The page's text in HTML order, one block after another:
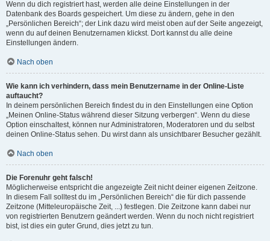
Wenn du dich registriert hast, werden alle deine Einstellungen in der
Datenbank des Boards gespeichert. Um diese zu ändern, gehe in den
„Persönlichen Bereich“; der Link dazu wird meist oben auf der Seite angezeigt,
wenn du auf deinen Benutzernamen klickst. Dort kannst du alle deine
Einstellungen ändern.
Nach oben
Wie kann ich verhindern, dass mein Benutzername in der Online-Liste
auftaucht?
In deinem persönlichen Bereich findest du in den Einstellungen eine Option
„Meinen Online-Status während dieser Sitzung verbergen“. Wenn du diese
Option einschaltest, können nur Administratoren, Moderatoren und du selbst
deinen Online-Status sehen. Du wirst dann als unsichtbarer Besucher gezählt.
Nach oben
Die Forenuhr geht falsch!
Möglicherweise entspricht die angezeigte Zeit nicht deiner eigenen Zeitzone.
In diesem Fall solltest du im „Persönlichen Bereich“ die für dich passende
Zeitzone (Mitteleuropäische Zeit, ...) festlegen. Die Zeitzone kann dabei nur
von registrierten Benutzern geändert werden. Wenn du noch nicht registriert
bist, ist dies ein guter Grund, dies jetzt zu tun.